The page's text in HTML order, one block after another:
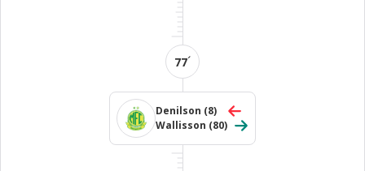
77´
Denilson (8)
Wallisson (80)